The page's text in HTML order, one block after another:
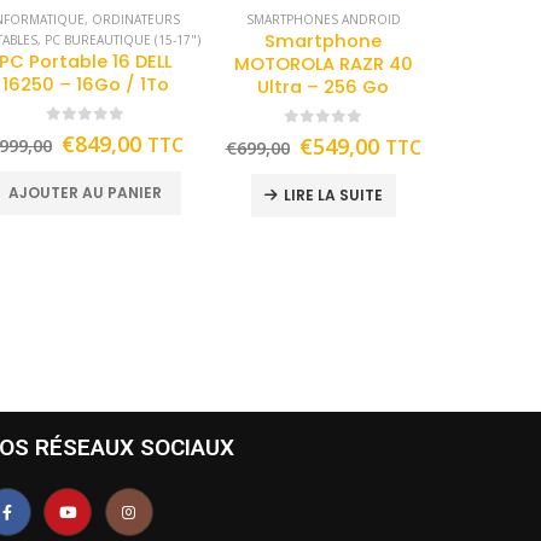
, ORDINATEURS
, PC BUREAUTIQUE (15-17")
PC Portable 16 DELL
16250 – 16Go / 1To
€849,00 TTC
AJOUTER AU PANIER
SMARTPHONES ANDROID
Smartphone
MOTOROLA RAZR 40
Ultra – 256 Go
€699,00 €549,00 TTC
LIRE LA SUITE
RÉSEAUX SOCIAUX